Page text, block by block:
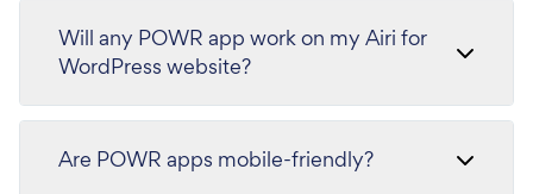
Will any POWR app work on my Airi for
WordPress website?
Are POWR apps mobile-friendly?